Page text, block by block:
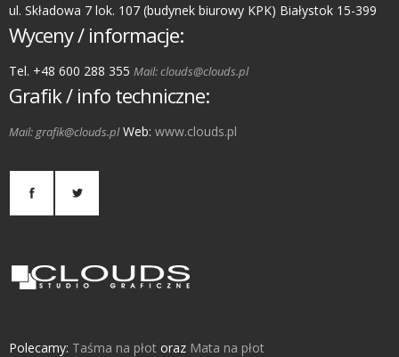
ul. Składowa 7 lok. 107 (budynek biurowy KPK) Białystok 15-399
Wyceny / informacje:
Tel. +48 600 288 355 Mail: clouds@clouds.pl
Grafik / info techniczne:
Mail: grafik@clouds.plWeb: www.clouds.pl
Polecamy: Taśma na płot oraz Mata na płot